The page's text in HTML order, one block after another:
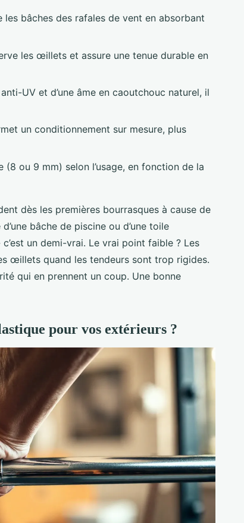
bâches des rafales de vent en absorbant
les œillets et assure une tenue durable en
UV et d’une âme en caoutchouc naturel, il
un conditionnement sur mesure, plus
(8 ou 9 mm) selon l’usage, en fonction de la
dès les premières bourrasques à cause de
bâche de piscine ou d’une toile
un demi-vrai. Le vrai point faible ? Les
œillets quand les tendeurs sont trop rigides.
qui en prennent un coup. Une bonne
pour vos extérieurs ?